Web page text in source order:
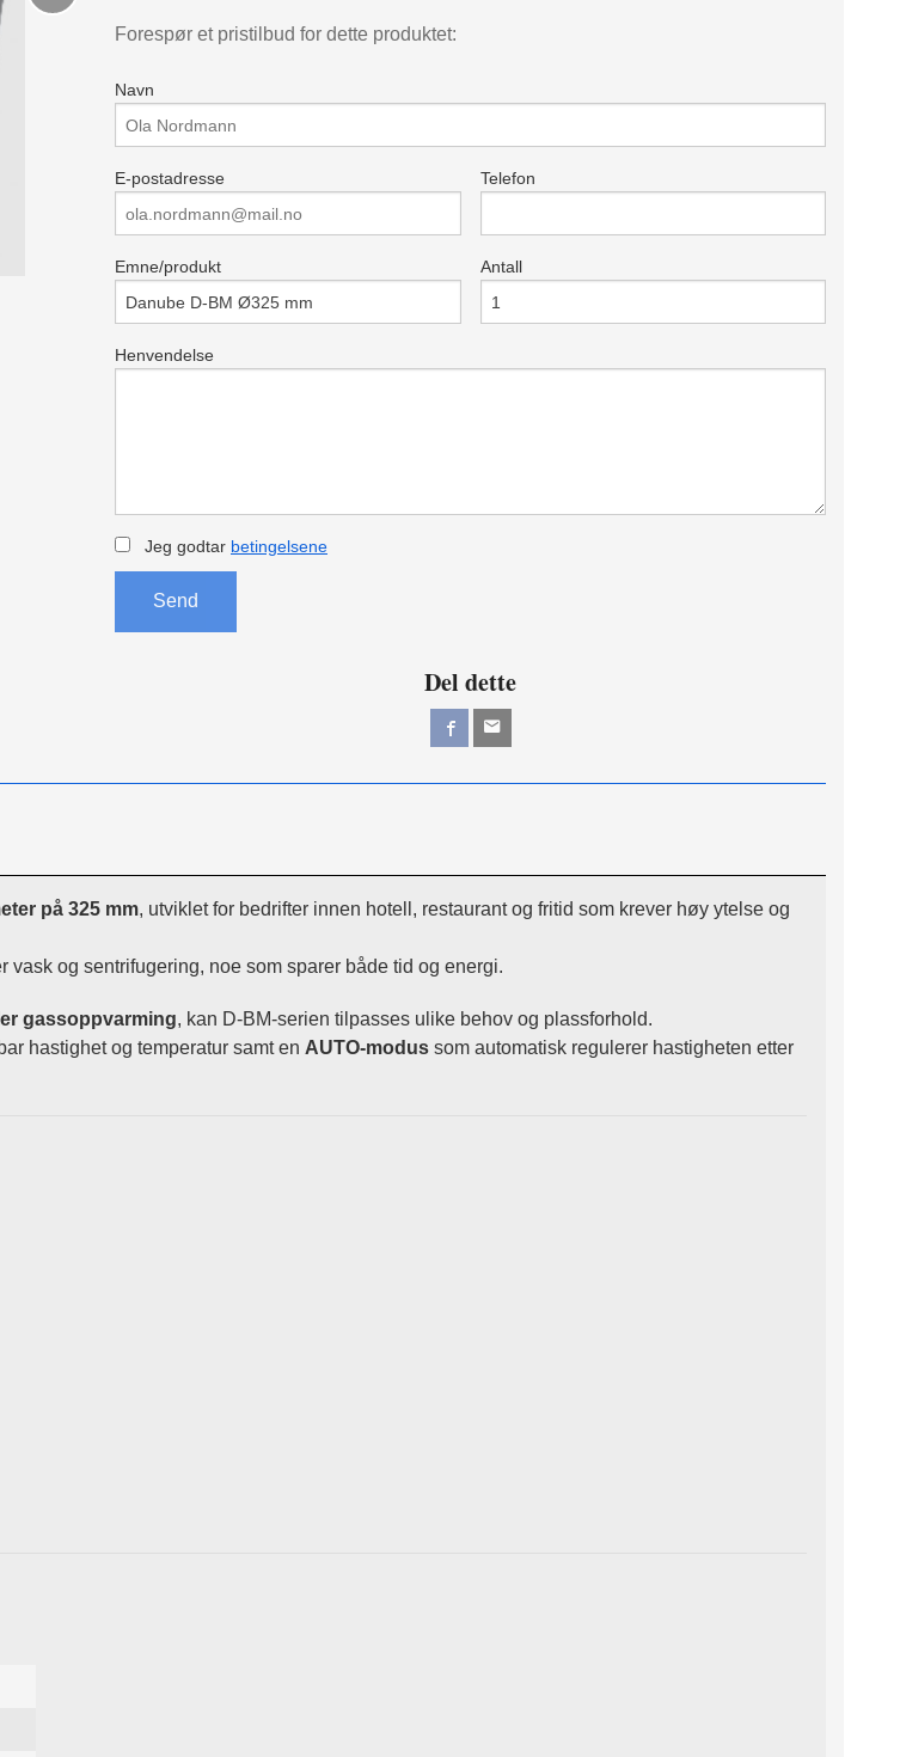
Forespør et pristilbud for dette produktet:
Navn
E-postadresse Telefon
Emne/produkt Antall
Henvendelse
Jeg godtar betingelsene
Send
Del dette
på 325 mm, utviklet for bedrifter innen hotell, restaurant og fritid som krever høy ytelse og
og sentrifugering, noe som sparer både tid og energi.
gassoppvarming, kan D-BM-serien tilpasses ulike behov og plassforhold.
hastighet og temperatur samt en AUTO-modus som automatisk regulerer hastigheten etter